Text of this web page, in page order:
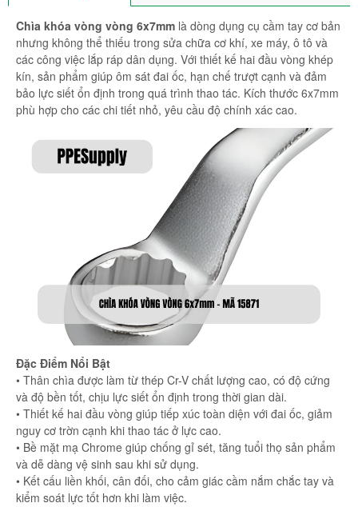
Chìa khóa vòng vòng 6x7mm là dòng dụng cụ cầm tay cơ bản
nhưng không thể thiếu trong sửa chữa cơ khí, xe máy, ô tô và
các công việc lắp ráp dân dụng. Với thiết kế hai đầu vòng khép
kín, sản phẩm giúp ôm sát đai ốc, hạn chế trượt cạnh và đảm
bảo lực siết ổn định trong quá trình thao tác. Kích thước 6x7mm
phù hợp cho các chi tiết nhỏ, yêu cầu độ chính xác cao.
Đặc Điểm Nổi Bật
• Thân chìa được làm từ thép Cr-V chất lượng cao, có độ cứng
và độ bền tốt, chịu lực siết ổn định trong thời gian dài.
• Thiết kế hai đầu vòng giúp tiếp xúc toàn diện với đai ốc, giảm
nguy cơ trờn cạnh khi thao tác ở lực cao.
• Bề mặt mạ Chrome giúp chống gỉ sét, tăng tuổi thọ sản phẩm
và dễ dàng vệ sinh sau khi sử dụng.
• Kết cấu liền khối, cân đối, cho cảm giác cầm nắm chắc tay và
kiểm soát lực tốt hơn khi làm việc.